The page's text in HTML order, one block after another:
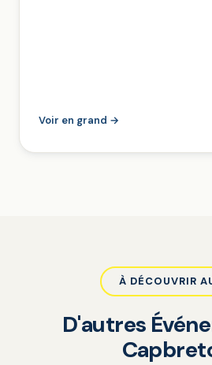
Voir en grand →
À DÉCOUVRIR
D'autres